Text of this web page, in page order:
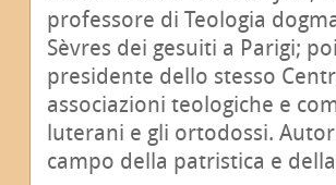
professore di Teologia
Sèvres dei gesuiti a Parigi;
presidente dello stesso
associazioni teologiche e
luterani e gli ortodossi.
campo della patristica e